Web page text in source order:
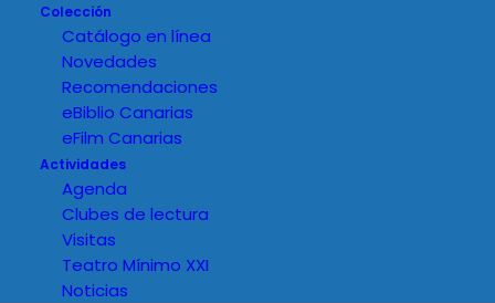
Colección
Catálogo en línea
Novedades
Recomendaciones
eBiblio Canarias
eFilm Canarias
Actividades
Agenda
Clubes de lectura
Visitas
Teatro Mínimo XXI
Noticias